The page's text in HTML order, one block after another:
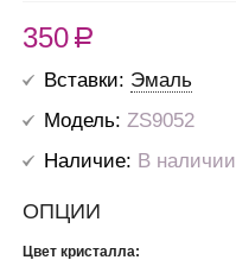
350R
Вставки: Эмаль
Модель: ZS9052
Наличие: В наличии
ОПЦИИ
Цвет кристалла: